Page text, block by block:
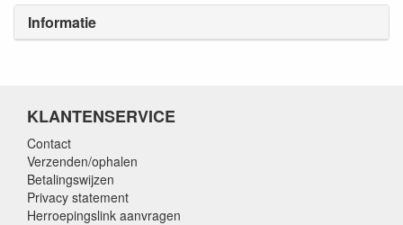
Informatie
KLANTENSERVICE
Contact
Verzenden/ophalen
Betalingswijzen
Privacy statement
Herroepingslink aanvragen